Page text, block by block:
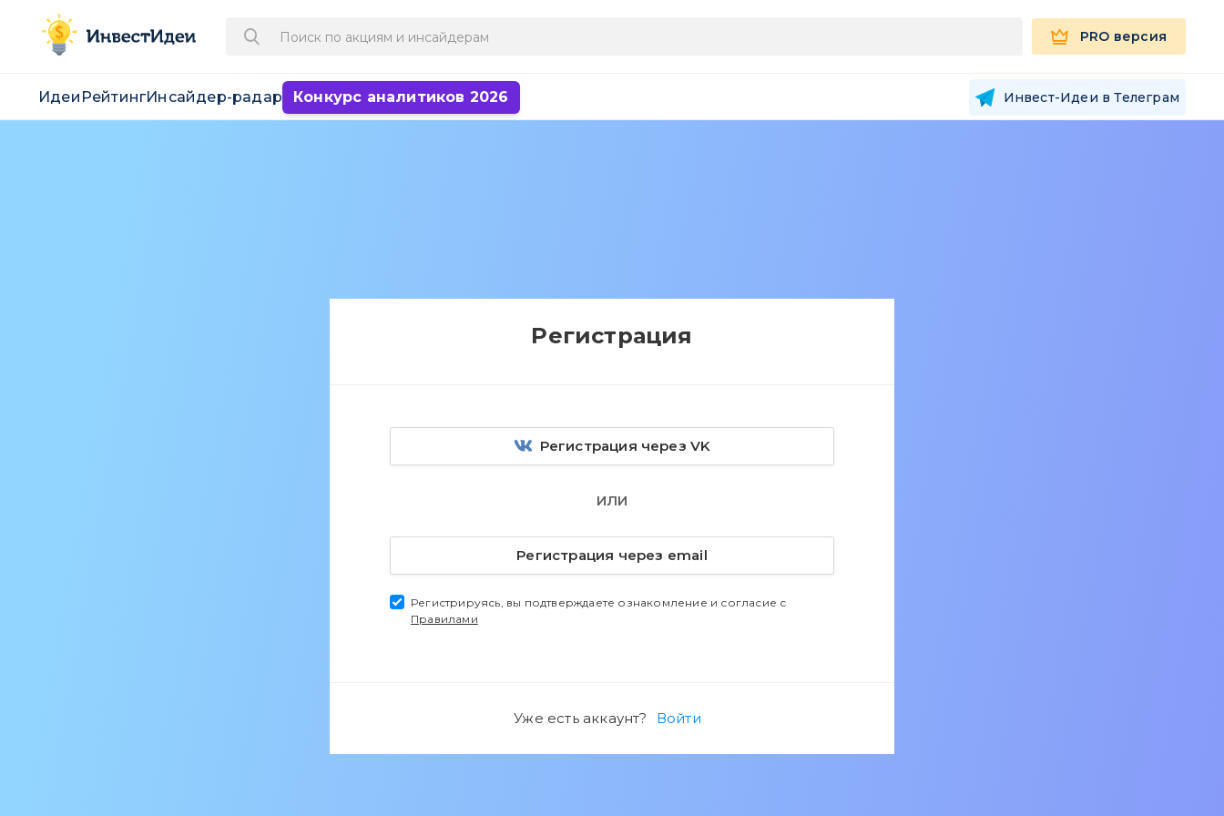
PRO версия
Идеи РейтингИнсайдер-радар Конкурс аналитиков 2026 Инвест-Идеи в Телеграм
Регистрация
Регистрация через VK
ИЛИ
Регистрация через email
Регистрируясь, вы подтверждаете ознакомление и согласие с
Правилами
Уже есть аккаунт? Войти